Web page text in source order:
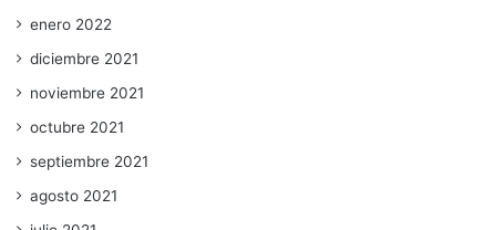
enero 2022
diciembre 2021
noviembre 2021
octubre 2021
septiembre 2021
agosto 2021